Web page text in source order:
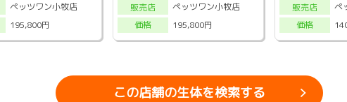
ペッツワン小牧店
195,800円
販売店
ペッツワン小牧店
価格
195,800円
販売店
ペ
価格
この店舗の生体を検索する